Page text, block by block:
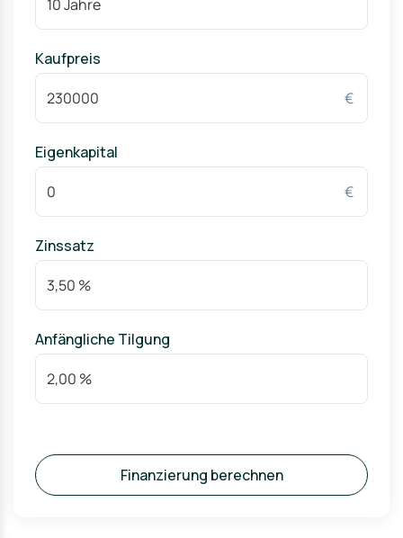
ÖPNV & Anbindung
Buslinie 976 verbindet Blatzheim u. a. mit Horrem
Bahnhof (S), Buir Bahnhof (S), Kerpen und Frechen –
praktisch für Pendler Richtung Köln/Bonn/Aachen über
die Schiene.
Kaufpreis
€
Eigenkapital
€
Zinssatz
Anfängliche Tilgung
Finanzierung berechnen